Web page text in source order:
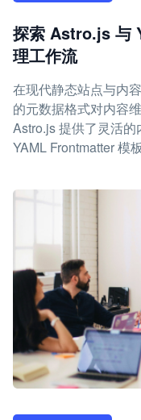
探索 Astro.js 与
理工作流
在现代静态站点与内
的元数据格式对内容
Astro.js 提供了灵活
YAML Frontmatter 模